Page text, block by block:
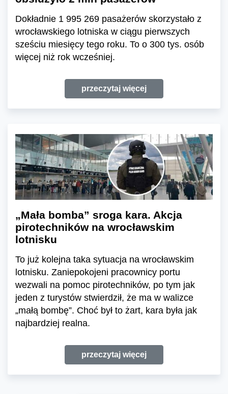
Dokładnie 1 995 269 pasażerów skorzystało z
wrocławskiego lotniska w ciągu pierwszych
sześciu miesięcy tego roku. To o 300 tys. osób
więcej niż rok wcześniej.
przeczytaj więcej
„Mała bomba” sroga kara. Akcja
pirotechników na wrocławskim
lotnisku
To już kolejna taka sytuacja na wrocławskim
lotnisku. Zaniepokojeni pracownicy portu
wezwali na pomoc pirotechników, po tym jak
jeden z turystów stwierdził, że ma w walizce
„małą bombę”. Choć był to żart, kara była jak
najbardziej realna.
przeczytaj więcej